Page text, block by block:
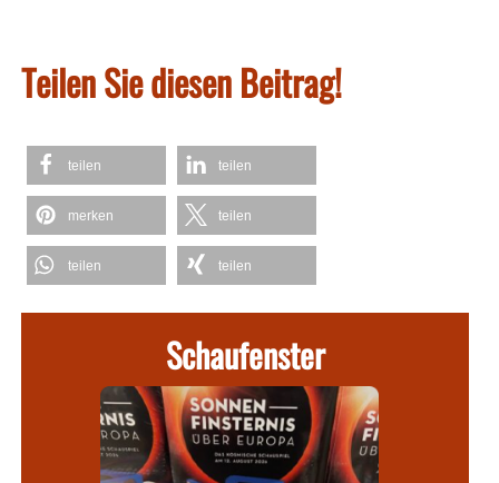
Teilen Sie diesen Beitrag!
teilen teilen
merken teilen
teilen teilen
Schaufenster